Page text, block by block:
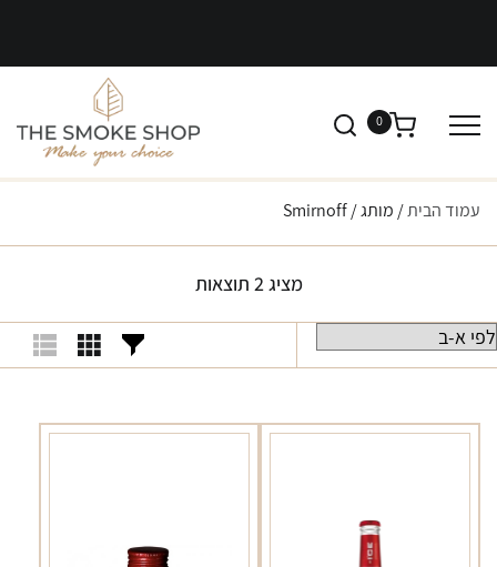
0
עמוד הבית/ מותג / Smirnoff
מציג 2 תוצאות